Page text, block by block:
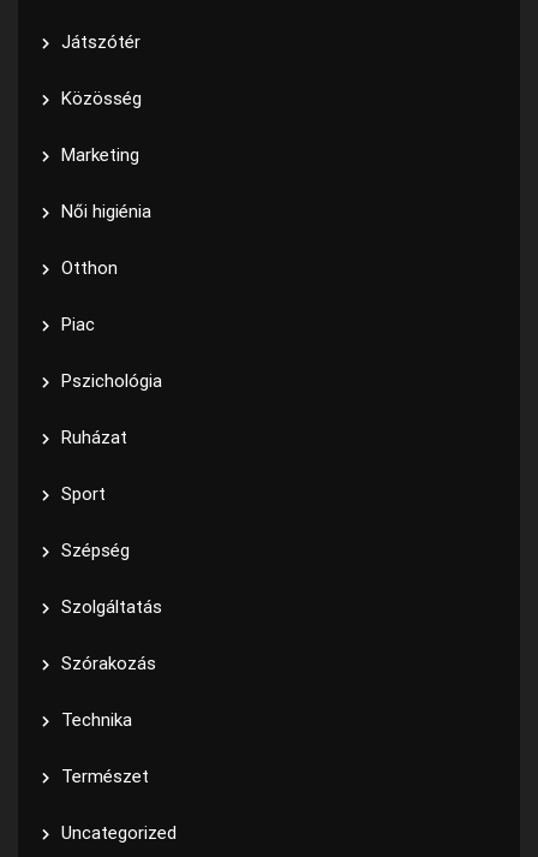
Játszótér
Közösség
Marketing
Női higiénia
Otthon
Piac
Pszichológia
Ruházat
Sport
Szépség
Szolgáltatás
Szórakozás
Technika
Természet
Uncategorized